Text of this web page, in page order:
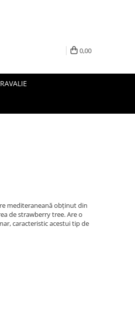
0,00
mediteraneană obținut din
de strawberry tree. Are o
caracteristic acestui tip de